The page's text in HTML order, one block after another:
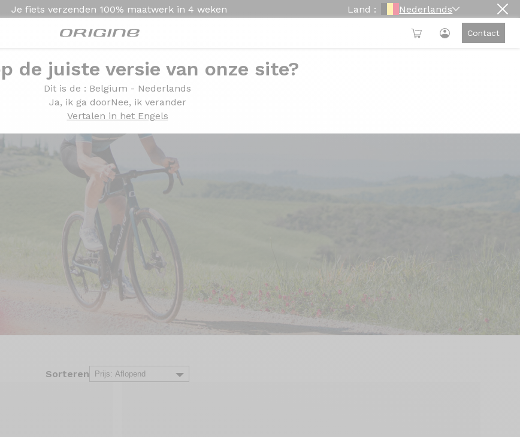
Je fiets verzenden 100% maatwerk in 4 weken Land : Nederlands
Contact
de juiste versie van onze site?
Dit is de : Belgium - Nederlands
Ja, ik ga doorNee, ik verander
Vertalen in het Engels
Sorteren